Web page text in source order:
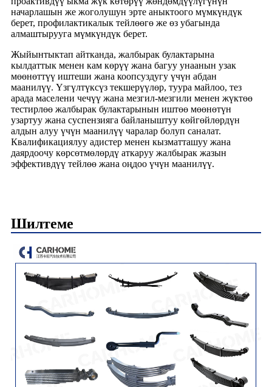
начарлашын же жоголушун эрте аныктоого мүмкүндүк
берет, профилактикалык тейлөөгө же өз убагында
алмаштырууга мүмкүндүк берет.
Жыйынтыктап айтканда, жалбырак булактарына
кылдаттык менен кам көрүү жана багуу унаанын узак
мөөнөттүү иштеши жана коопсуздугу үчүн абдан
маанилүү. Үзгүлтүксүз текшерүүлөр, туура майлоо, тез
арада маселени чечүү жана мезгил-мезгили менен жүктөө
тестирлөө жалбырак булактарынын иштөө мөөнөтүн
узартуу жана суспензияга байланыштуу көйгөйлөрдүн
алдын алуу үчүн маанилүү чаралар болуп саналат.
Квалификациялуу адистер менен кызматташуу жана
даярдоочу көрсөтмөлөрдү аткаруу жалбырак жазын
эффективдүү тейлөө жана оңдоо үчүн маанилүү.
Шилтеме